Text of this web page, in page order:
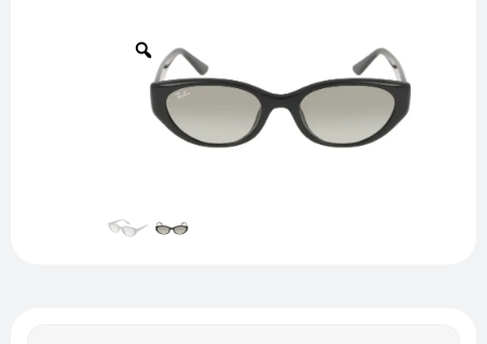
حماية وأداء ممتاز
مجهزة بعدسات ريبان الأصلية فائقة النقاء بتوفر حماية
كاملة 100% من أشعة الشمس والأشعة فوق البنفسجية
الضارة، وبتعمل بكفاءة عالية على حجب التوهج القوي